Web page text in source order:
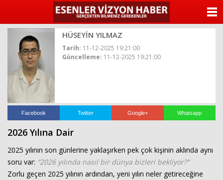
HÜSEYİN YILMAZ
Tarih: 11-12-2025 19:21:00
Güncelleme: 11-12-2025 19:21:00
Facebook Twitter Google+ Whatsapp
2026 Yılına Dair
2025 yılının son günlerine yaklaşırken pek çok kişinin aklında aynı
soru var: “2026 yılında nasıl bir dünya bizleri bekliyor?”
Zorlu geçen 2025 yılının ardından, yeni yılın neler getireceğine
ANASAYFA
YAZARLAR